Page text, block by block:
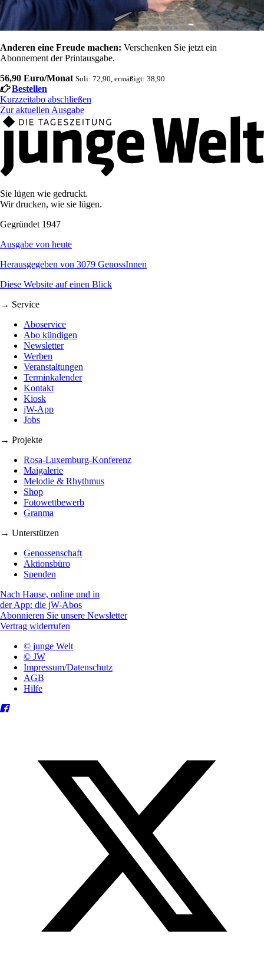
Anderen eine Freude machen: Verschenken Sie jetzt ein
Abonnement der Printausgabe.
56,90 Euro/Monat Soli: 72,90, ermäßigt: 38,90
Bestellen
Kurzzeitabo abschließen
Zur aktuellen Ausgabe
Sie lügen wie gedruckt.
Wir drucken, wie sie lügen.
Gegründet 1947
Ausgabe von heute
Herausgegeben von 3079 GenossInnen
Diese Website auf einen Blick
→ Service
Aboservice
Abo kündigen
Newsletter
Werben
Veranstaltungen
Terminkalender
Kontakt
Kiosk
jW-App
Jobs
→ Projekte
Rosa-Luxemburg-Konferenz
Maigalerie
Melodie & Rhythmus
Shop
Fotowettbewerb
Granma
→ Unterstützen
Genossenschaft
Aktionsbüro
Spenden
Nach Hause, online und in
der App: die jW-Abos
Abonnieren Sie unsere Newsletter
Vertrag widerrufen
© junge Welt
© JW
Impressum/Datenschutz
AGB
Hilfe